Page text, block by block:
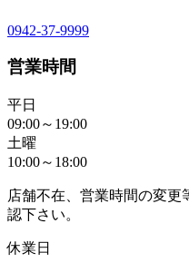
0942-37-9999
営業時間
平日
09:00～19:00
土曜
10:00～18:00
店舗不在、営業時間の変更
認下さい。
休業日